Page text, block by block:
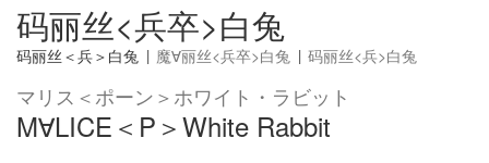
码丽丝<兵卒>白兔
码丽丝＜兵＞白兔 | 魔∀丽丝<兵卒>白兔 | 码丽丝<兵>白兔
マリス＜ポーン＞ホワイト・ラビット
M∀LICE＜P＞White Rabbit